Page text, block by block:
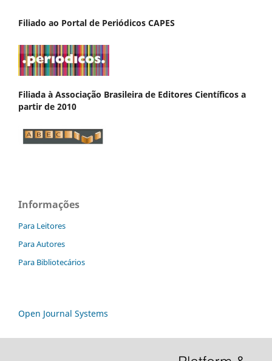
Filiado ao Portal de Periódicos CAPES
Filiada à Associação Brasileira de Editores Científicos a
partir de 2010
Informações
Para Leitores
Para Autores
Para Bibliotecários
Open Journal Systems